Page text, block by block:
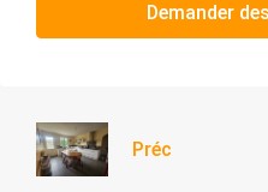
Demander
Préc